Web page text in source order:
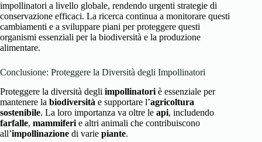
impollinatori a livello globale, rendendo urgenti strategie di
conservazione efficaci. La ricerca continua a monitorare questi
cambiamenti e a sviluppare piani per proteggere questi
organismi essenziali per la biodiversità e la produzione
alimentare.
Conclusione: Proteggere la Diversità degli Impollinatori
Proteggere la diversità degli impollinatori è essenziale per
mantenere la biodiversità e supportare l’agricoltura
sostenibile. La loro importanza va oltre le api, includendo
farfalle, mammiferi e altri animali che contribuiscono
all’impollinazione di varie piante.